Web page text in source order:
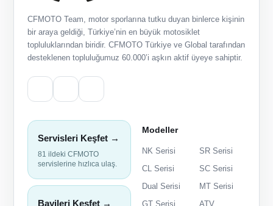
CFMOTO Team, motor sporlarına tutku duyan binlerce kişinin
bir araya geldiği, Türkiye’nin en büyük motosiklet
topluluklarından biridir. CFMOTO Türkiye ve Global tarafından
desteklenen topluluğumuz 60.000’i aşkın aktif üyeye sahiptir.
Servisleri Keşfet →
81 ildeki CFMOTO
servislerine hızlıca ulaş.
Bayileri Keşfet →
Modeller
NK Serisi
SR Serisi
CL Serisi
SC Serisi
Dual Serisi
MT Serisi
GT Serisi
ATV